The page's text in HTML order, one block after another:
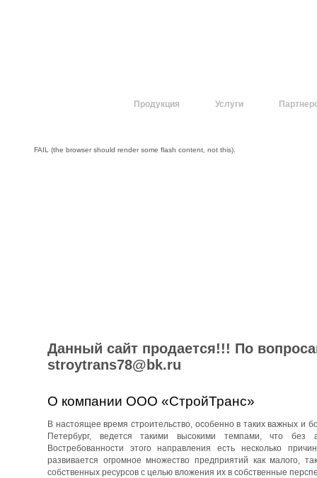
Продукция Услуги
FAIL (the browser should render some flash content, not this).
Данный сайт продается!!! По
stroytrans78@bk.ru
О компании ООО «СтройТранс»
В настоящее время строительство, особенно в таких важных и
Петербург, ведется такими высокими темпами, что без
Востребованности этого направления есть несколько
развивается огромное множество предприятий как малого,
собственных ресурсов с целью вложения их в собственные